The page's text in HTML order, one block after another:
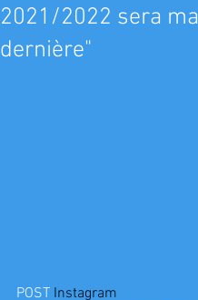
2021/2022 sera ma
dernière"
POST Instagram